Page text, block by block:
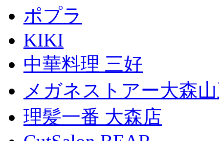
ポプラ
KIKI
中華料理 三好
メガネストアー大森
理髪一番 大森店